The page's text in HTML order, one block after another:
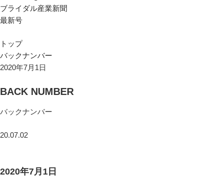
ブライダル産業新聞
最新号
トップ
バックナンバー
2020年7月1日
BACK NUMBER
バックナンバー
20.07.02
2020年7月1日